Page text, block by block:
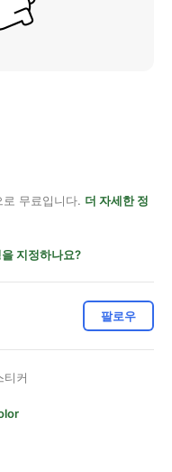
무료입니다. 더 자세한 정
지정하나요?
팔로우
티커